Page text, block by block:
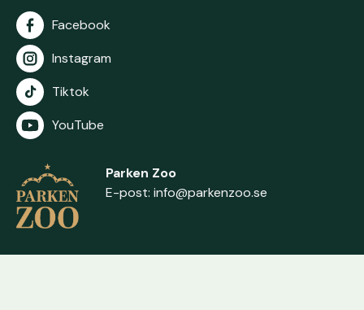
Facebook
Instagram
Tiktok
YouTube
Parken Zoo
E-post: info@parkenzoo.se